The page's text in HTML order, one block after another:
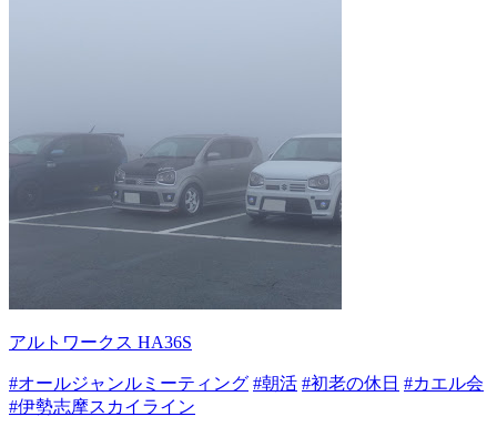
アルトワークス HA36S
#オールジャンルミーティング #朝活 #初老の休日 #カエル会
#伊勢志摩スカイライン